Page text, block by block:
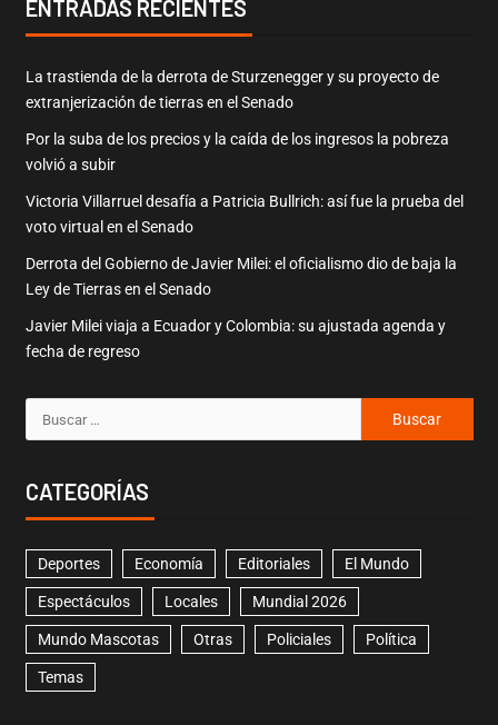
ENTRADAS RECIENTES
La trastienda de la derrota de Sturzenegger y su proyecto de
extranjerización de tierras en el Senado
Por la suba de los precios y la caída de los ingresos la pobreza
volvió a subir
Victoria Villarruel desafía a Patricia Bullrich: así fue la prueba del
voto virtual en el Senado
Derrota del Gobierno de Javier Milei: el oficialismo dio de baja la
Ley de Tierras en el Senado
Javier Milei viaja a Ecuador y Colombia: su ajustada agenda y
fecha de regreso
CATEGORÍAS
Deportes Economía Editoriales El Mundo
Espectáculos Locales Mundial 2026
Mundo Mascotas Otras Policiales Política
Temas